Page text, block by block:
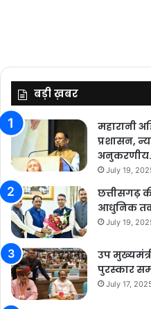
बड़ी ख़बर
महारानी
प्रशासन,
July 19,
छत्तीसगढ़
आधुनिक
July 19,
उप
पुरस्कार
July 17,